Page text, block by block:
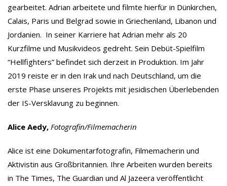
gearbeitet. Adrian arbeitete und filmte hierfür in Dünkirchen,
Calais, Paris und Belgrad sowie in Griechenland, Libanon und
Jordanien. In seiner Karriere hat Adrian mehr als 20
Kurzfilme und Musikvideos gedreht. Sein Debüt-Spielfilm
“Hellfighters” befindet sich derzeit in Produktion. Im Jahr
2019 reiste er in den Irak und nach Deutschland, um die
erste Phase unseres Projekts mit jesidischen Überlebenden
der IS-Versklavung zu beginnen.
Alice Aedy, Fotografin/Filmemacherin
Alice ist eine Dokumentarfotografin, Filmemacherin und
Aktivistin aus Großbritannien. Ihre Arbeiten wurden bereits
in The Times, The Guardian und Al Jazeera veröffentlicht